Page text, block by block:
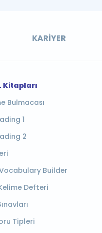
KARIYER
Kitapları
Bulmacası
1
2
Builder
Defteri
Tipleri